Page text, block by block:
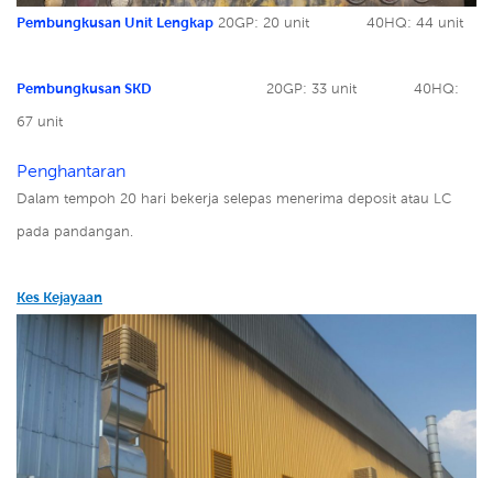
Pembungkusan Unit Lengkap 20GP: 20 unit 40HQ: 44 unit
Pembungkusan SKD 20GP: 33 unit 40HQ:
67 unit
Penghantaran
Dalam tempoh 20 hari bekerja selepas menerima deposit atau LC
pada pandangan.
Kes Kejayaan